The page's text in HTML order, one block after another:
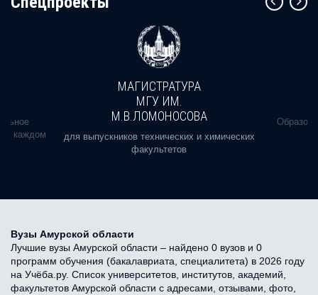
в каждом
МАГИСТРАТУРА
МГУ ИМ.
М.В.ЛОМОНОСОВА
для выпускников технических и химических
факультетов
Вузы Амурской области
Лучшие вузы Амурской области – найдено 0 вузов и 0
программ обучения (бакалавриата, специалитета) в 2026 году
на Учёба.ру. Список университетов, институтов, академий,
факультетов Амурской области с адресами, отзывами, фото,